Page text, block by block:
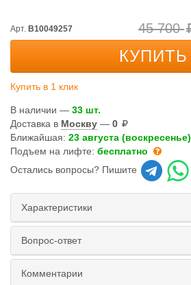
45 700
Арт. B10049257
КУПИТЬ
Купить в 1 клик
В наличии — 33 шт.
Доставка в Москву — 0
Ближайшая: 23 августа (воскресенье)
Подъем на лифте: бесплатно
Остались вопросы? Пишите
Характеристики
Вопрос-ответ
Комментарии